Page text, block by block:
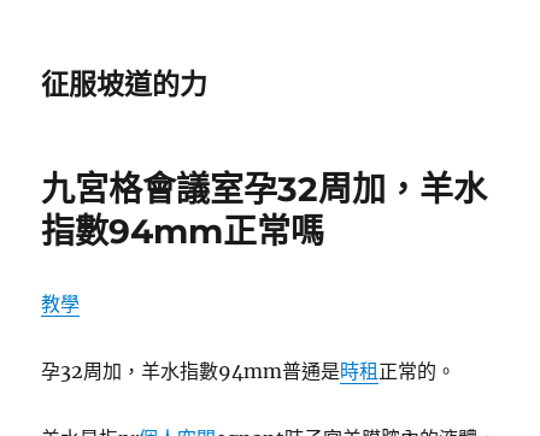
征服坡道的力
九宮格會議室孕32周加，羊水
指數94mm正常嗎
教學
孕32周加，羊水指數94mm普通是時租 正常的。